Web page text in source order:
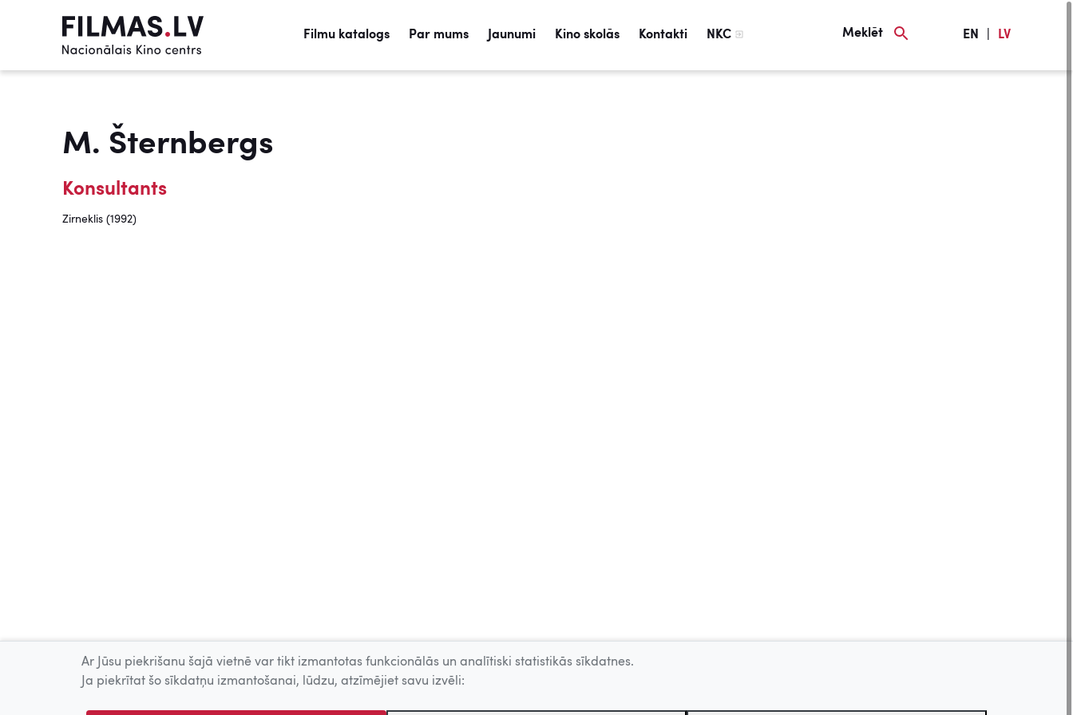
Filmu katalogs Par mums Jaunumi Kino skolās Kontakti NKC Meklēt EN LV
M. Šternbergs
Konsultants
Zirneklis (1992)
Ar Jūsu piekrišanu šajā vietnē var tikt izmantotas funkcionālās un analītiski statistikās sīkdatnes.
Ja piekrītat šo sīkdatņu izmantošanai, lūdzu, atzīmējiet savu izvēli: